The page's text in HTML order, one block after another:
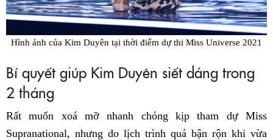
Hình ảnh của Kim Duyên tại thời điểm dự thi Miss Universe 2021
Bí quyết giúp Kim Duyên siết dáng trong
2 tháng
Rất muốn xoá mỡ nhanh chóng kịp tham dự Miss
Supranational, nhưng do lịch trình quá bận rộn khi vừa